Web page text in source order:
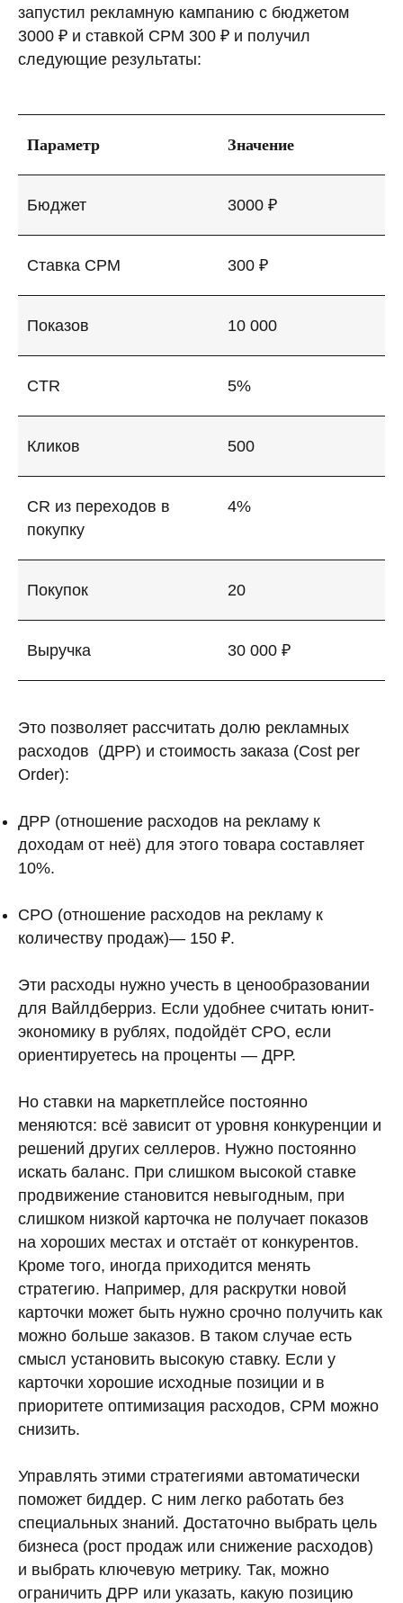
запустил рекламную кампанию с бюджетом
3000 ₽ и ставкой CPM 300 ₽ и получил
следующие результаты:
Параметр Значение
Бюджет 3000 ₽
Ставка CPM 300 ₽
Показов 10 000
CTR 5%
Кликов 500
CR из переходов в
покупку
4%
Покупок 20
Выручка 30 000 ₽
Это позволяет рассчитать долю рекламных
расходов (ДРР) и стоимость заказа (Cost per
Order):
ДРР (отношение расходов на рекламу к
доходам от неё) для этого товара составляет
10%.
CPO (отношение расходов на рекламу к
количеству продаж)— 150 ₽.
Эти расходы нужно учесть в ценообразовании
для Вайлдберриз. Если удобнее считать юнит-
экономику в рублях, подойдёт CPO, если
ориентируетесь на проценты — ДРР.
Но ставки на маркетплейсе постоянно
меняются: всё зависит от уровня конкуренции и
решений других селлеров. Нужно постоянно
искать баланс. При слишком высокой ставке
продвижение становится невыгодным, при
слишком низкой карточка не получает показов
на хороших местах и отстаёт от конкурентов.
Кроме того, иногда приходится менять
стратегию. Например, для раскрутки новой
карточки может быть нужно срочно получить как
можно больше заказов. В таком случае есть
смысл установить высокую ставку. Если у
карточки хорошие исходные позиции и в
приоритете оптимизация расходов, CPM можно
снизить.
Управлять этими стратегиями автоматически
поможет биддер. С ним легко работать без
специальных знаний. Достаточно выбрать цель
бизнеса (рост продаж или снижение расходов)
и выбрать ключевую метрику. Так, можно
ограничить ДРР или указать, какую позицию